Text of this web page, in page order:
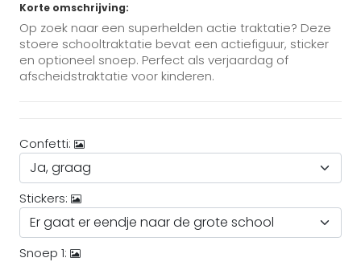
Korte omschrijving:
Op zoek naar een superhelden actie traktatie? Deze
stoere schooltraktatie bevat een actiefiguur, sticker
en optioneel snoep. Perfect als verjaardag of
afscheidstraktatie voor kinderen.
Confetti:
Stickers:
Snoep 1: